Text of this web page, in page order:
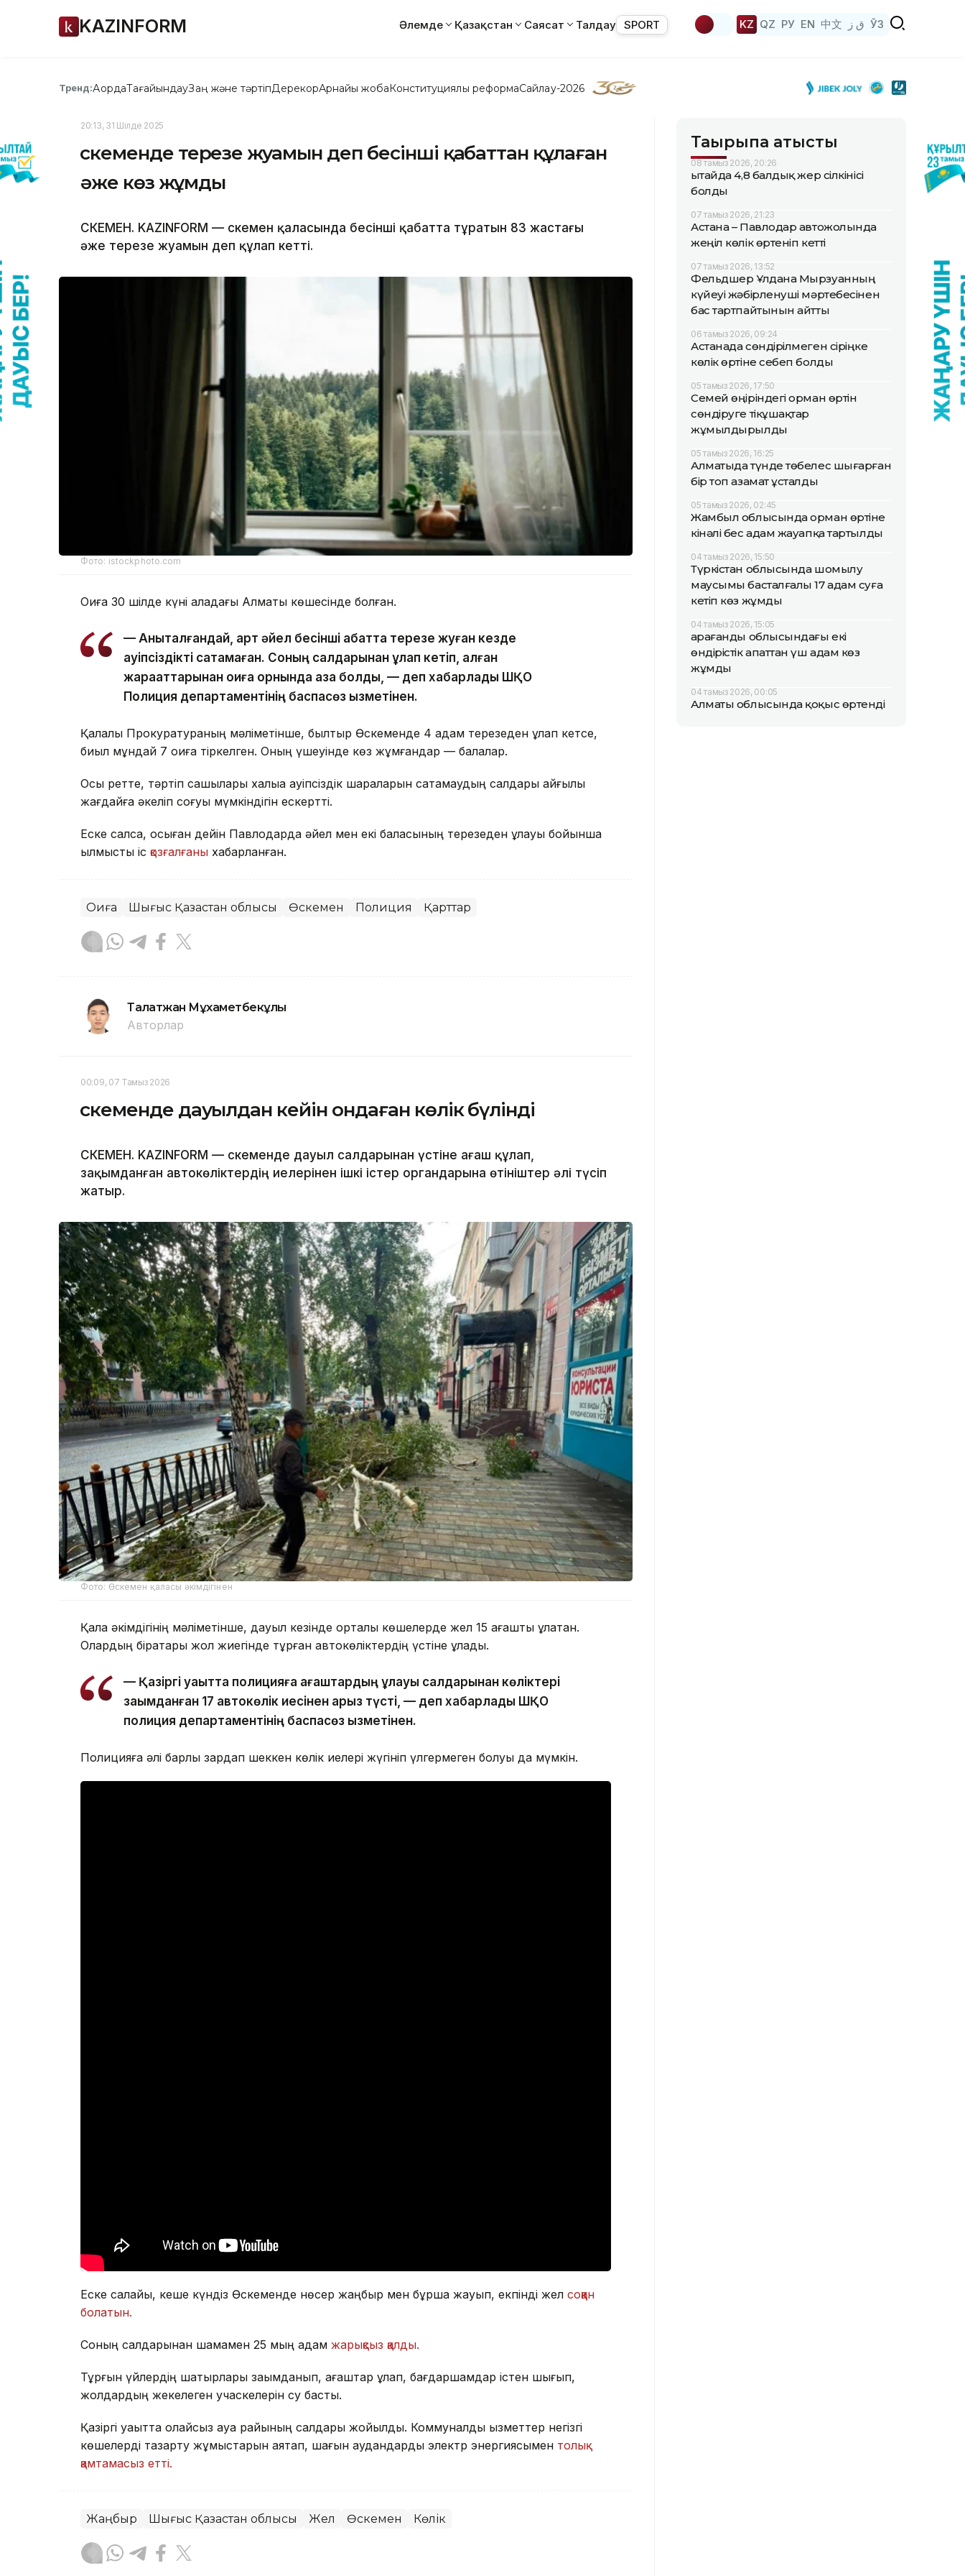
KAZINFORM Әлемде Қазақстан Саясат Талдау SPORT KZ QZ РУ EN 中文 ق ز ЎЗ
Тренд:АқордаТағайындауЗаң және тәртіпДерекқорАрнайы жобаКонституциялық реформаСайлау-2026
20:13, 31 Шілде 2025
Өскеменде терезе жуамын деп бесінші қабаттан құлаған
әже көз жұмды
ӨСКЕМЕН. KAZINFORM — Өскемен қаласында бесінші қабатта тұратын 83 жастағы
әже терезе жуамын деп құлап кетті.
Фото: istockphoto.com
Оқиға 30 шілде күні қаладағы Алматы көшесінде болған.
— Анықталғандай, қарт әйел бесінші қабатта терезе жуған кезде
қауіпсіздікті сақтамаған. Соның салдарынан құлап кетіп, алған
жарақаттарынан оқиға орнында қаза болды, — деп хабарлады ШҚО
Полиция департаментінің баспасөз қызметінен.
Қалалық Прокуратураның мәліметінше, былтыр Өскеменде 4 адам терезеден құлап кетсе,
биыл мұндай 7 оқиға тіркелген. Оның үшеуінде көз жұмғандар — балалар.
Осы ретте, тәртіп сақшылары халыққа қауіпсіздік шараларын сақтамаудың салдары қайғылы
жағдайға әкеліп соғуы мүмкіндігін ескертті.
Еске салсақ, осыған дейін Павлодарда әйел мен екі баласының терезеден құлауы бойынша
қылмыстық іс қозғалғаны хабарланған.
Оқиға Шығыс Қазақстан облысы Өскемен Полиция Қарттар
Талғатжан Мұхаметбекұлы
Авторлар
00:09, 07 Тамыз 2026
Өскеменде дауылдан кейін ондаған көлік бүлінді
ӨСКЕМЕН. KAZINFORM — Өскеменде дауыл салдарынан үстіне ағаш құлап,
зақымданған автокөліктердің иелерінен ішкі істер органдарына өтініштер әлі түсіп
жатыр.
Фото: Өскемен қаласы әкімдігінен
Қала әкімдігінің мәліметінше, дауыл кезінде орталық көшелерде жел 15 ағашты құлатқан.
Олардың бірқатары жол жиегінде тұрған автокөліктердің үстіне құлады.
— Қазіргі уақытта полицияға ағаштардың құлауы салдарынан көліктері
зақымданған 17 автокөлік иесінен арыз түсті, — деп хабарлады ШҚО
полиция департаментінің баспасөз қызметінен.
Полицияға әлі барлық зардап шеккен көлік иелері жүгініп үлгермеген болуы да мүмкін.
Еске салайық, кеше күндіз Өскеменде нөсер жаңбыр мен бұршақ жауып, екпінді жел соққан
болатын.
Соның салдарынан шамамен 25 мың адам жарықсыз қалды.
Тұрғын үйлердің шатырлары зақымданып, ағаштар құлап, бағдаршамдар істен шығып,
жолдардың жекелеген учаскелерін су басты.
Қазіргі уақытта қолайсыз ауа райының салдары жойылды. Коммуналдық қызметтер негізгі
көшелерді тазарту жұмыстарын аяқтап, шағын аудандарды электр энергиясымен толық
қамтамасыз етті.
Жаңбыр Шығыс Қазақстан облысы Жел Өскемен Көлік
Тақырыпқа қатысты
08 тамыз 2026, 20:26
Қытайда 4,8 балдық жер сілкінісі
болды
07 тамыз 2026, 21:23
Астана – Павлодар автожолында
жеңіл көлік өртеніп кетті
07 тамыз 2026, 13:52
Фельдшер Ұлдана Мырзуанның
күйеуі жәбірленуші мәртебесінен
бас тартпайтынын айтты
06 тамыз 2026, 09:24
Астанада сөндірілмеген сіріңке
көлік өртіне себеп болды
05 тамыз 2026, 17:50
Семей өңіріндегі орман өртін
сөндіруге тікұшақтар
жұмылдырылды
05 тамыз 2026, 16:25
Алматыда түнде төбелес шығарған
бір топ азамат ұсталды
05 тамыз 2026, 02:45
Жамбыл облысында орман өртіне
кінәлі бес адам жауапқа тартылды
04 тамыз 2026, 15:50
Түркістан облысында шомылу
маусымы басталғалы 17 адам суға
кетіп көз жұмды
04 тамыз 2026, 15:05
Қарағанды облысындағы екі
өндірістік апаттан үш адам көз
жұмды
04 тамыз 2026, 00:05
Алматы облысында қоқыс өртенді